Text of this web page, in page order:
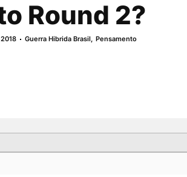
Round 2?
Guerra Hibrida Brasil,Pensamento